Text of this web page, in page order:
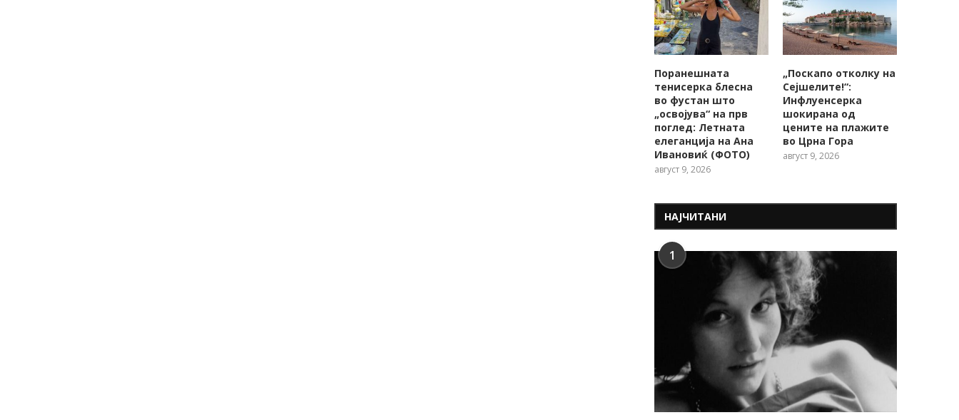
Поранешната
тенисерка блесна
во фустан што
„освојува“ на прв
поглед: Летната
елеганција на Ана
Ивановиќ (ФОТО)
август 9, 2026
„Поскапо отколку на
Сејшелите!“:
Инфлуенсерка
шокирана од
цените на плажите
во Црна Гора
август 9, 2026
НАЈЧИТАНИ
1